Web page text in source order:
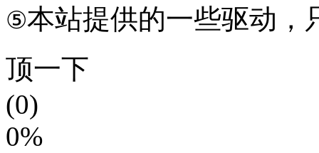
⑤本站提供的一些驱动，
顶一下
(0)
0%